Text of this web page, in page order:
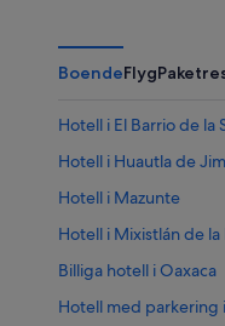
BoendeFlyg
Hotell i El Barrio de la
Hotell i Huautla de
Hotell i Mazunte
Hotell i Mixistlán de la
Billiga hotell i Oaxaca
Hotell med parkering